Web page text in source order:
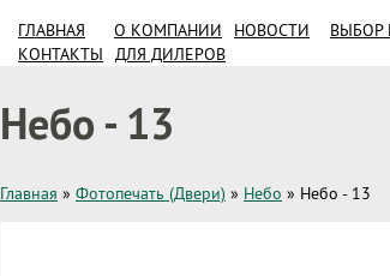
ГЛАВНАЯ О КОМПАНИИ НОВОСТИ ВЫБОР
КОНТАКТЫ
ДЛЯ ДИЛЕРОВ
Небо - 13
Главная » Фотопечать (Двери) » Небо » Небо - 13